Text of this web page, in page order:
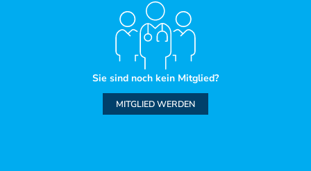
Sie sind noch kein Mitglied?
MITGLIED WERDEN